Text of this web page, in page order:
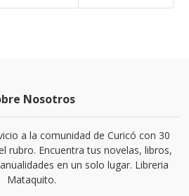
Nosotros
a la comunidad de Curicó con 30
rubro. Encuentra tus novelas, libros,
en un solo lugar. Libreria
Mataquito.